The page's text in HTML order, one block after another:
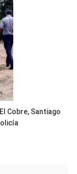
Cobre, Santiago